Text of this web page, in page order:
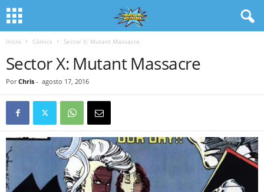
Inicio Cómics Sector X: Mutant Massacre
Sector X: Mutant Massacre
Por Chris - agosto 17, 2016